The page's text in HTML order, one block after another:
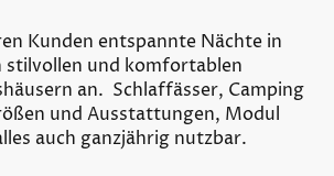
Kunden entspannte Nächte in
stilvollen und komfortablen
an. Schlaffässer, Camping
und Ausstattungen, Modul
auch ganzjährig nutzbar.